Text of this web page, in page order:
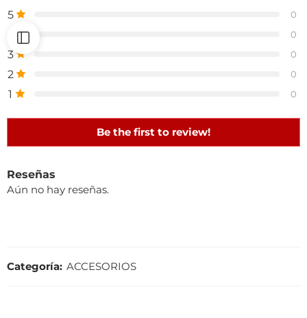
5 0
0
3 0
2 0
1 0
Be the first to review!
Reseñas
Aún no hay reseñas.
Categoría: ACCESORIOS